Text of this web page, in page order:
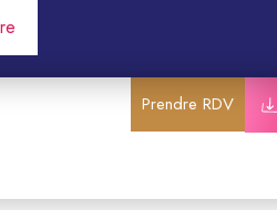
Prendre RDV